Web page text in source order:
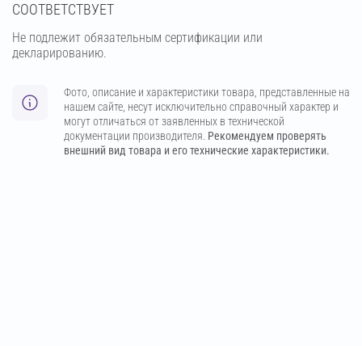
СООТВЕТСТВУЕТ
Не подлежит обязательным сертификации или
декларированию.
Фото, описание и характеристики товара, представленные на
нашем сайте, несут исключительно справочный характер и
могут отличаться от заявленных в технической
документации производителя. Рекомендуем проверять
внешний вид товара и его технические характеристики.